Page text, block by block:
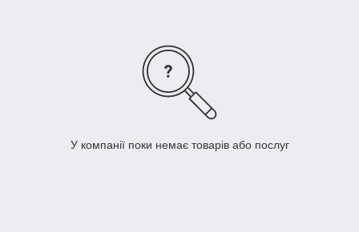
У компанії поки немає товарів або послуг